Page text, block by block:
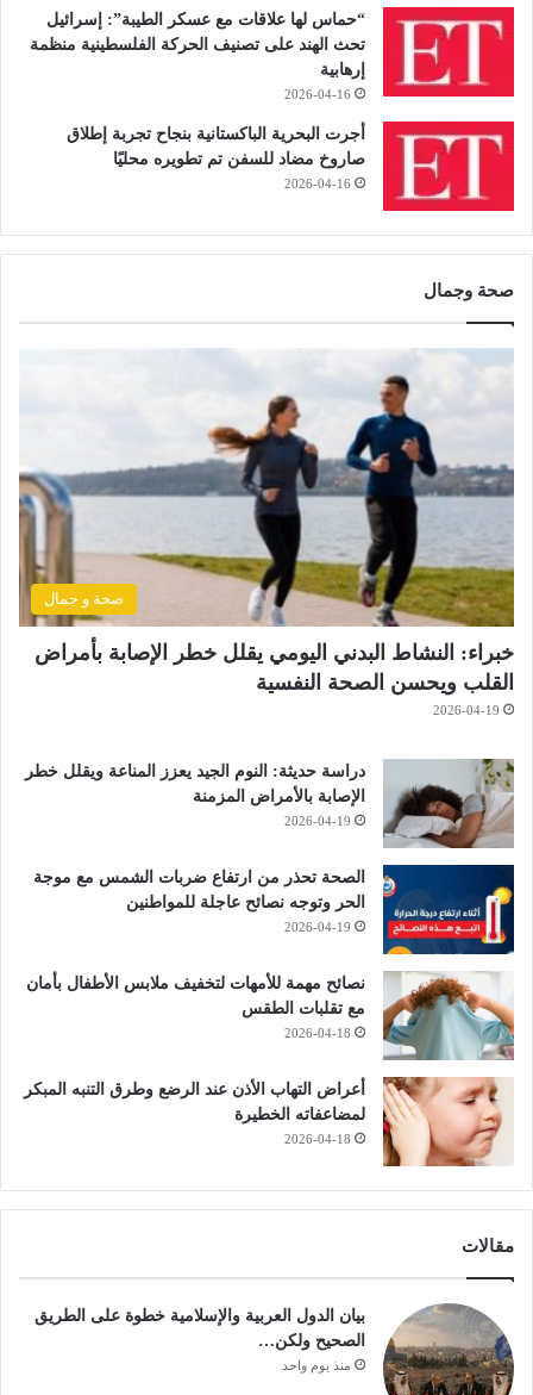
“حماس لها علاقات مع عسكر الطيبة”: إسرائيل
تحث الهند على تصنيف الحركة الفلسطينية منظمة
إرهابية
2026-04-16
أجرت البحرية الباكستانية بنجاح تجربة إطلاق
صاروخ مضاد للسفن تم تطويره محليًا
2026-04-16
صحة وجمال
صحة و جمال
خبراء: النشاط البدني اليومي يقلل خطر الإصابة بأمراض
القلب ويحسن الصحة النفسية
2026-04-19
دراسة حديثة: النوم الجيد يعزز المناعة ويقلل خطر
الإصابة بالأمراض المزمنة
2026-04-19
الصحة تحذر من ارتفاع ضربات الشمس مع موجة
الحر وتوجه نصائح عاجلة للمواطنين
2026-04-19
نصائح مهمة للأمهات لتخفيف ملابس الأطفال بأمان
مع تقلبات الطقس
2026-04-18
أعراض التهاب الأذن عند الرضع وطرق التنبه المبكر
لمضاعفاته الخطيرة
2026-04-18
مقالات
بيان الدول العربية والإسلامية خطوة على الطريق
الصحيح ولكن…
منذ يوم واحد